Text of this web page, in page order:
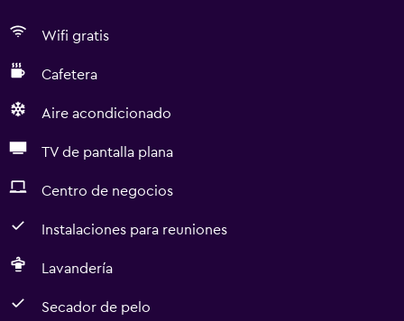
Wifi gratis
Cafetera
Aire acondicionado
TV de pantalla plana
Centro de negocios
Instalaciones para reuniones
Lavandería
Secador de pelo